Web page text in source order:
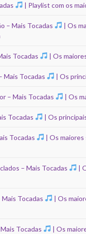
| Playlist com os
– Mais Tocadas
| Os
Tocadas | Os
Mais Tocadas | Os
– Mais Tocadas | Os
Tocadas | Os
Tocadas
| Os
– Mais Tocadas
|
Mais Tocadas
| Os
Tocadas
| Os